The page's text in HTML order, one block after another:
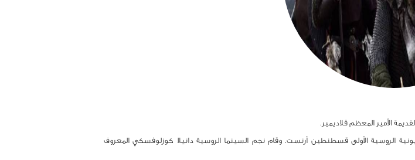
الأمير المعظم فلاديمير.
الروسية الأولى قسطنطين أرنست. وقام نجم السينما الروسية دانيلا كوزلوفسكي المعروف